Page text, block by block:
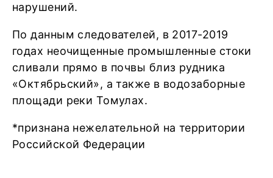
нарушений.
По данным следователей, в 2017-2019
годах неочищенные промышленные стоки
сливали прямо в почвы близ рудника
«Октябрьский», а также в водозаборные
площади реки Томулах.
*признана нежелательной на территории
Российской Федерации